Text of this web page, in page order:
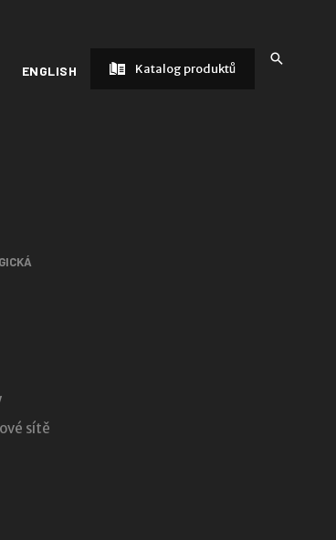
ENGLISH Katalog produktů
sítě